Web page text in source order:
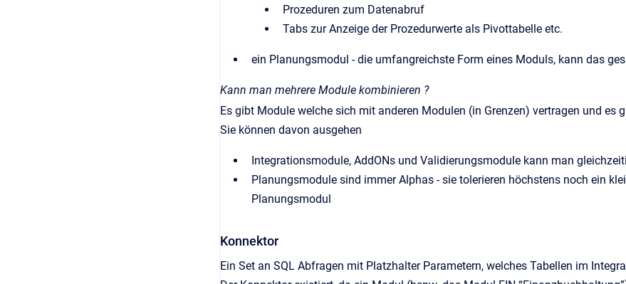
Prozeduren zum Datenabruf
Tabs zur Anzeige der Prozedurwerte als Pivottabelle etc.
ein Planungsmodul - die umfangreichste Form eines Moduls, kann das
Kann man mehrere Module kombinieren ?
Es gibt Module welche sich mit anderen Modulen (in Grenzen) vertragen und es
Sie können davon ausgehen
Integrationsmodule, AddONs und Validierungsmodule kann man
Planungsmodule sind immer Alphas - sie tolerieren höchstens noch ein
Planungsmodul
Konnektor
Ein Set an SQL Abfragen mit Platzhalter Parametern, welches Tabellen im